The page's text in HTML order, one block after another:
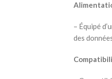
– Équipé
des